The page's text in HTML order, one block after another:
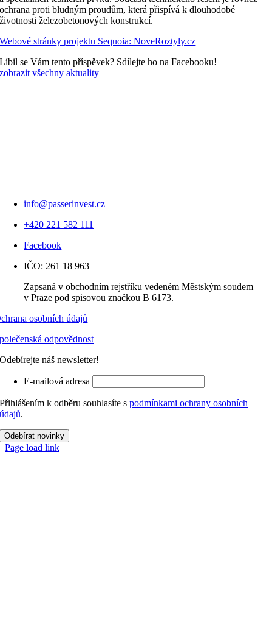
ochrana proti bludným proudům, která přispívá k dlouhodobé
životnosti železobetonových konstrukcí.
Webové stránky projektu Sequoia: NoveRoztyly.cz
Líbil se Vám tento příspěvek? Sdílejte ho na Facebooku!
zobrazit všechny aktuality
info@passerinvest.cz
+420 221 582 111
Facebook
IČO: 261 18 963
Zapsaná v obchodním rejstříku vedeném Městským soudem
v Praze pod spisovou značkou B 6173.
osobních údajů
odpovědnost
Odebírejte náš newsletter!
E-mailová adresa
Přihlášením k odběru souhlasíte spodmínkami ochrany osobních
údajů.
Odebírat novinky
Page load link